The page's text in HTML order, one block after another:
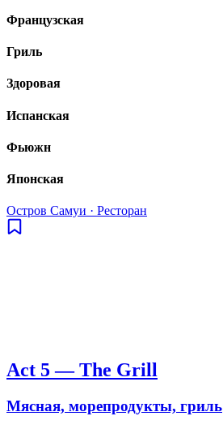
Французская
Гриль
Здоровая
Испанская
Фьюжн
Японская
Остров Самуи · Ресторан
Act 5 — The Grill
Мясная, морепродукты, гриль